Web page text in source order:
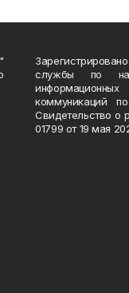
службы по
коммуникаций
Свидетельство
01799 от 19 мая